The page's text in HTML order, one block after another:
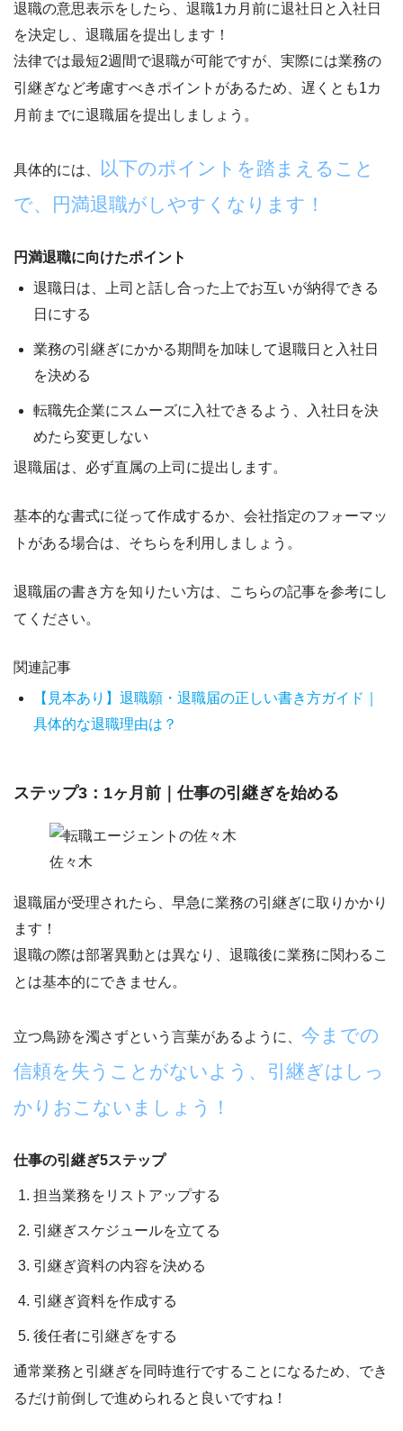
退職の意思表示をしたら、 退職1カ月前に退社日と入社日
を決定し、退職届を提出します！
法律では最短2週間で退職が可能ですが、実際には業務の
引継ぎなど考慮すべきポイントがあるため、 遅くとも1カ
月前までに退職届を提出しましょう。
具体的には、
以下のポイントを踏まえること
で、円満退職がしやすくなります！
円満退職に向けたポイント
退職日は、上司と話し合った上でお互いが納得できる
日にする
業務の引継ぎにかかる期間を加味して退職日と入社日
を決める
転職先企業にスムーズに入社できるよう、入社日を決
めたら変更しない
退職届は、必ず直属の上司に提出 します。
基本的な書式に従って作成するか、会社指定のフォーマッ
トがある場合は、そちらを利用しましょう。
退職届の書き方を知りたい方は、こちらの記事を参考にし
てください。
関連記事
【見本あり】退職願・退職届の正しい書き方ガイド｜
具体的な退職理由は？
ステップ3：1ヶ月前｜仕事の引継ぎを始める
佐々木
退職届が受理されたら、 早急に業務の引継ぎに取りかかり
ます！
退職の際は部署異動とは異なり、退職後に業務に関わるこ
とは基本的にできません。
立つ鳥跡を濁さずという言葉があるように、 今までの
信頼を失うことがないよう、引継ぎはしっ
かりおこないましょう！
仕事の引継ぎ5ステップ
担当業務をリストアップする
引継ぎスケジュールを立てる
引継ぎ資料の内容を決める
引継ぎ資料を作成する
後任者に引継ぎをする
通常業務と引継ぎを同時進行ですることになるため、 でき
るだけ前倒しで進められると良いですね！